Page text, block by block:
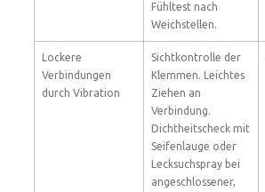
Fühltest nach
Weichstellen.
Lockere
Verbindungen
durch Vibration
Sichtkontrolle der
Klemmen. Leichtes
Ziehen an
Verbindung.
Dichtheitscheck mit
Seifenlauge oder
Lecksuchspray bei
angeschlossener,